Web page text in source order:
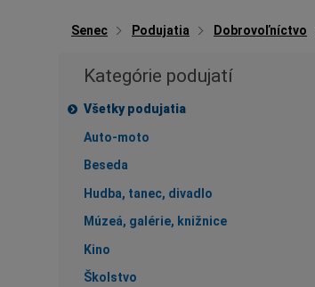
Senec Podujatia Dobrovoľníctvo
Kategórie podujatí
Všetky podujatia
Auto-moto
Beseda
Hudba, tanec, divadlo
Múzeá, galérie, knižnice
Kino
Školstvo